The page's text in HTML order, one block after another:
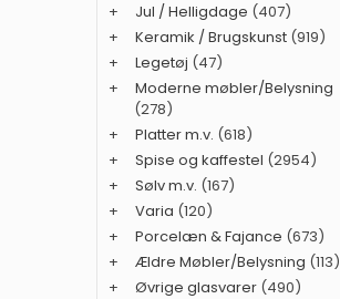
+
Jul / Helligdage (407)
+
Keramik / Brugskunst (919)
+
Legetøj (47)
+
Moderne møbler/Belysning
(278)
+
Platter m.v. (618)
+
Spise og kaffestel (2954)
+
Sølv m.v. (167)
+
Varia (120)
+
Porcelæn & Fajance (673)
+
Ældre Møbler/Belysning (113)
+
Øvrige glasvarer (490)